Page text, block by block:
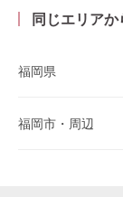
同じエリアか
福岡県
福岡市・周辺